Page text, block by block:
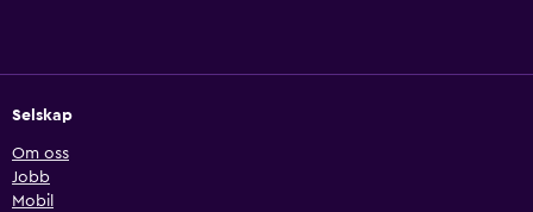
Selskap
Om oss
Jobb
Mobil